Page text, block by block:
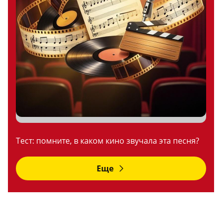
Тест: помните, в каком кино звучала эта песня?
Еще